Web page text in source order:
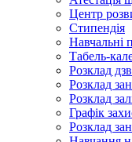
Центр
Стипендія
Навчальні
Табель-
Розклад
Розклад
Розклад
Графік
Розклад